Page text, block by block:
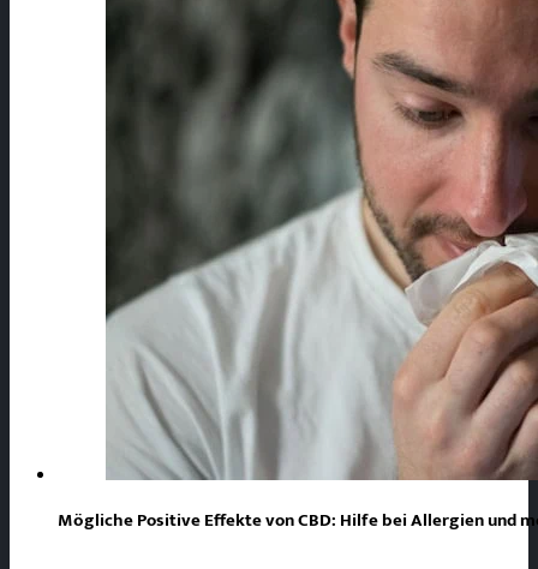
Mögliche Positive Effekte von CBD: Hilfe bei Allergien und